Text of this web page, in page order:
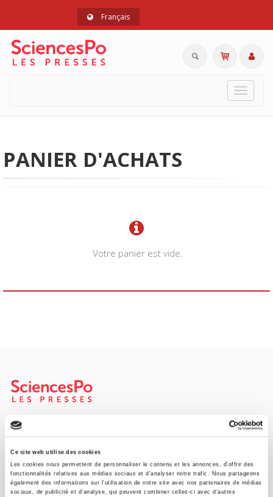
Ce site web utilise des cookies
Les cookies nous permettent de personnaliser le contenu et les annonces, d'offrir des
fonctionnalités relatives aux médias sociaux et d'analyser notre trafic. Nous partageons
également des informations sur l'utilisation de notre site avec nos partenaires de médias
sociaux, de publicité et d'analyse, qui peuvent combiner celles-ci avec d'autres
Français
Toggle
PANIER D'ACHATS
Votre panier est vide.
Maison d'édition dédiée aux sciences humaines et sociales, les
Presses de Sciences Po participent depuis leur création en 1976
à la transmission des savoirs et des idées
CONTACTS